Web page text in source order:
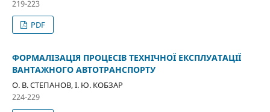
219-223
PDF
ФОРМАЛІЗАЦІЯ ПРОЦЕСІВ ТЕХНІЧНОЇ ЕКСПЛУАТАЦІЇ
ВАНТАЖНОГО АВТОТРАНСПОРТУ
О. В. СТЕПАНОВ, І. Ю. КОБЗАР
224-229